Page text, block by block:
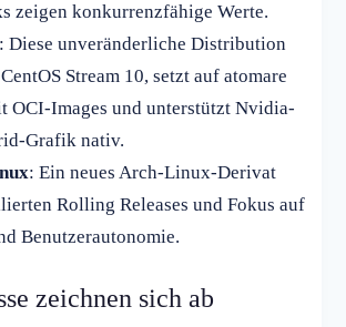
zeigen konkurrenzfähige Werte.
Diese unveränderliche Distribution
Stream 10, setzt auf atomare
OCI-Images und unterstützt Nvidia-
Grafik nativ.
: Ein neues Arch-Linux-Derivat
Rolling Releases und Fokus auf
Benutzerautonomie.
zeichnen sich ab